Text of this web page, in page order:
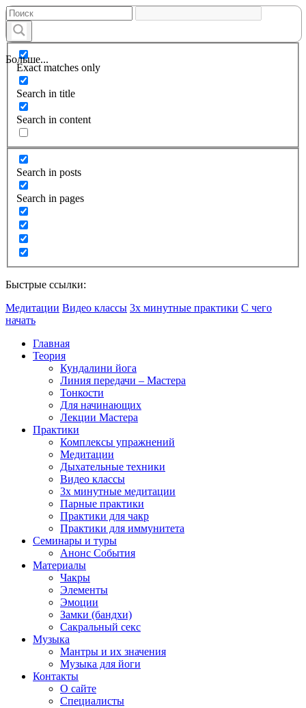
Больше...
Exact matches only
Search in title
Search in content
Search in posts
Search in pages
Быстрые ссылки:
Медитации Видео классы 3х минутные практики С чего
начать
Главная
Теория
Кундалини йога
Линия передачи – Мастера
Тонкости
Для начинающих
Лекции Мастера
Практики
Комплексы упражнений
Медитации
Дыхательные техники
Видео классы
3х минутные медитации
Парные практики
Практики для чакр
Практики для иммунитета
Семинары и туры
Анонс События
Материалы
Чакры
Элементы
Эмоции
Замки (бандхи)
Сакральный секс
Музыка
Мантры и их значения
Музыка для йоги
Контакты
О сайте
Специалисты